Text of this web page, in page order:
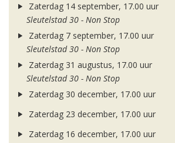
Zaterdag 14 september, 17.00 uur
Sleutelstad 30 - Non Stop
Zaterdag 7 september, 17.00 uur
Sleutelstad 30 - Non Stop
Zaterdag 31 augustus, 17.00 uur
Sleutelstad 30 - Non Stop
Zaterdag 30 december, 17.00 uur
Zaterdag 23 december, 17.00 uur
Zaterdag 16 december, 17.00 uur